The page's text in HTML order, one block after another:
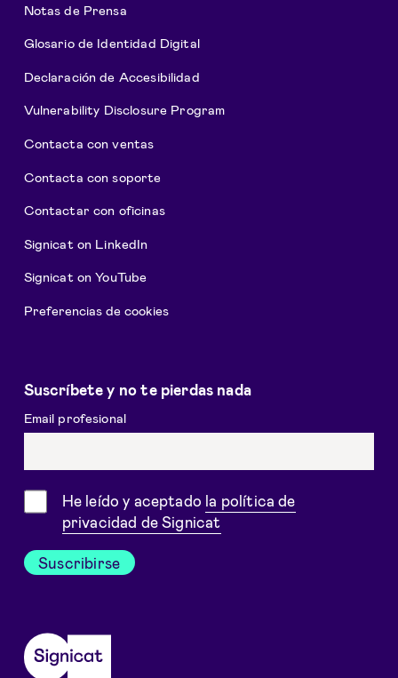
Notas de Prensa
Glosario de Identidad Digital
Declaración de Accesibilidad
Vulnerability Disclosure Program
Contacta con ventas
Contacta con soporte
Contactar con oficinas
Signicat on LinkedIn
Signicat on YouTube
Preferencias de cookies
Suscríbete y no te pierdas nada
Email profesional
Consentimiento
He leído y aceptado la política de
privacidad de Signicat
Suscribirse